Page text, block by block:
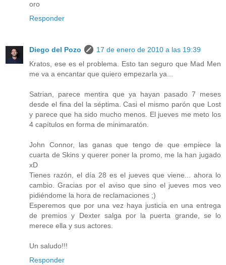
oro
Responder
Diego del Pozo
17 de enero de 2010 a las 19:39
Kratos, ese es el problema. Esto tan seguro que Mad Men
me va a encantar que quiero empezarla ya...
Satrian, parece mentira que ya hayan pasado 7 meses
desde el fina del la séptima. Casi el mismo parón que Lost
y parece que ha sido mucho menos. El jueves me meto los
4 capítulos en forma de minimaratón.
John Connor, las ganas que tengo de que empiece la
cuarta de Skins y querer poner la promo, me la han jugado
xD
Tienes razón, el día 28 es el jueves que viene... ahora lo
cambio. Gracias por el aviso que sino el jueves mos veo
pidiéndome la hora de reclamaciones ;)
Esperemos que por una vez haya justicia en una entrega
de premios y Dexter salga por la puerta grande, se lo
merece ella y sus actores.
Un saludo!!!
Responder